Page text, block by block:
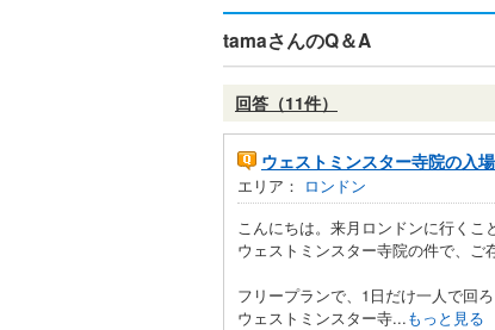
tamaさんのQ＆A
回答（11件）
ウェストミンスター寺院の入
エリア： ロンドン
こんにちは。来月ロンドンに行くこ
ウェストミンスター寺院の件で、ご
フリープランで、1日だけ一人で回ろ
ウェストミンスター寺...もっと見る